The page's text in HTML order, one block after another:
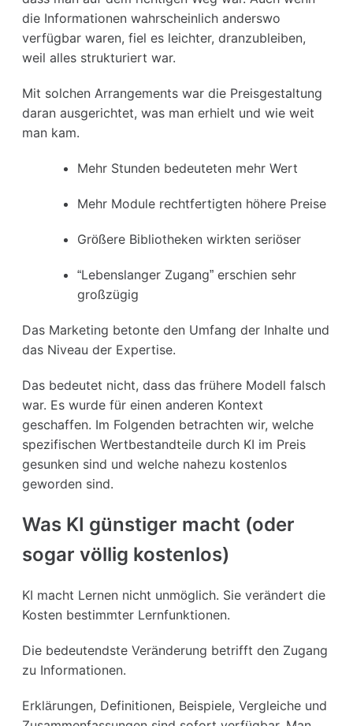
die Informationen wahrscheinlich anderswo
verfügbar waren, fiel es leichter, dranzubleiben,
weil alles strukturiert war.
Mit solchen Arrangements war die Preisgestaltung
daran ausgerichtet, was man erhielt und wie weit
man kam.
Mehr Stunden bedeuteten mehr Wert
Mehr Module rechtfertigten höhere Preise
Größere Bibliotheken wirkten seriöser
“Lebenslanger Zugang” erschien sehr
großzügig
Das Marketing betonte den Umfang der Inhalte und
das Niveau der Expertise.
Das bedeutet nicht, dass das frühere Modell falsch
war. Es wurde für einen anderen Kontext
geschaffen. Im Folgenden betrachten wir, welche
spezifischen Wertbestandteile durch KI im Preis
gesunken sind und welche nahezu kostenlos
geworden sind.
Was KI günstiger macht (oder
sogar völlig kostenlos)
KI macht Lernen nicht unmöglich. Sie verändert die
Kosten bestimmter Lernfunktionen.
Die bedeutendste Veränderung betrifft den Zugang
zu Informationen.
Erklärungen, Definitionen, Beispiele, Vergleiche und